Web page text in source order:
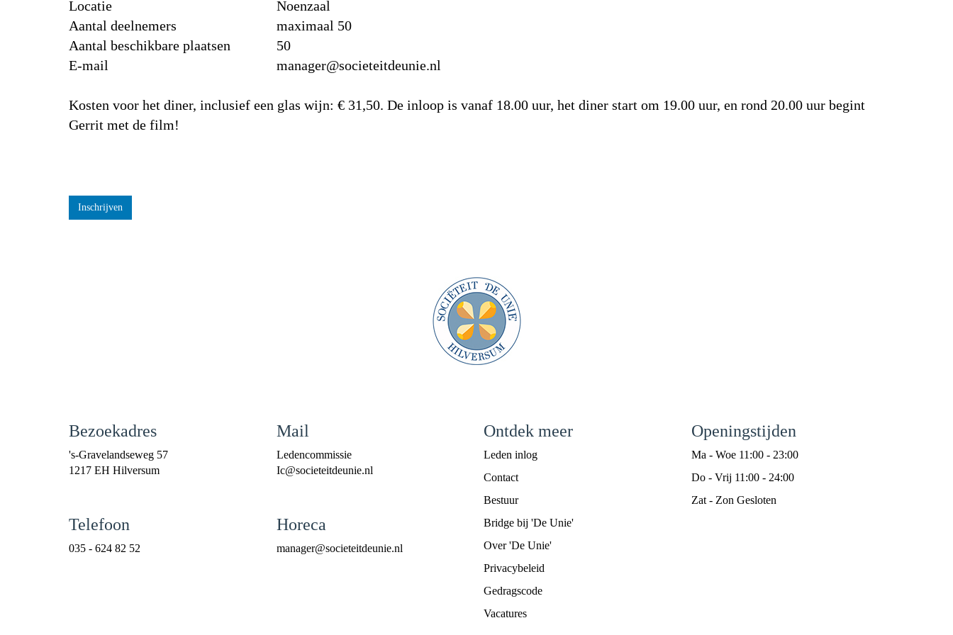
Locatie
Noenzaal
Aantal deelnemers
maximaal 50
Aantal beschikbare plaatsen
50
E-mail
manager@societeitdeunie.nl
Kosten voor het diner, inclusief een glas wijn: € 31,50. De inloop is vanaf 18.00 uur, het diner start om 19.00 uur, en rond 20.00 uur begint
Gerrit met de film!
Inschrijven
Bezoekadres
's-Gravelandseweg 57
1217 EH Hilversum
Telefoon
035 - 624 82 52
Mail
Ledencommissie
cI@societeitdeunie.nl
Horeca
reganam@societeitdeunie.nl
Ontdek meer
Leden inlog
Contact
Bestuur
Bridge bij 'De Unie'
Over 'De Unie'
Privacybeleid
Gedragscode
Vacatures
Openingstijden
Ma - Woe 11:00 - 23:00
Do - Vrij 11:00 - 24:00
Zat - Zon Gesloten